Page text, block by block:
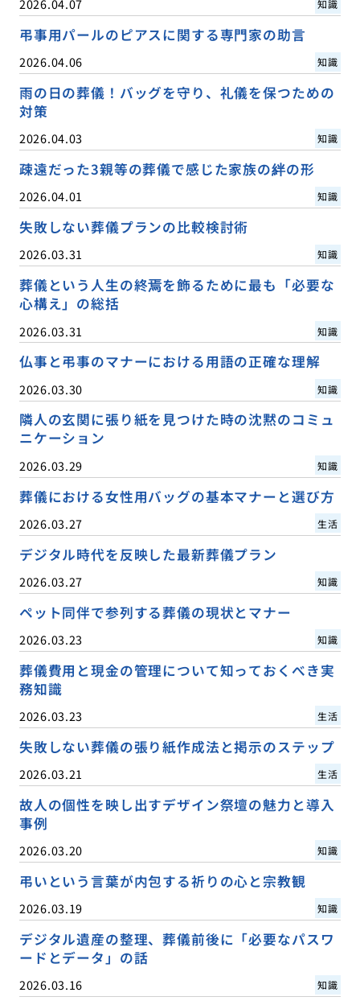
2026.04.07 知識
弔事用パールのピアスに関する専門家の助言
2026.04.06 知識
雨の日の葬儀！バッグを守り、礼儀を保つための
対策
2026.04.03 知識
疎遠だった3親等の葬儀で感じた家族の絆の形
2026.04.01 知識
失敗しない葬儀プランの比較検討術
2026.03.31 知識
葬儀という人生の終焉を飾るために最も「必要な
心構え」の総括
2026.03.31 知識
仏事と弔事のマナーにおける用語の正確な理解
2026.03.30 知識
隣人の玄関に張り紙を見つけた時の沈黙のコミュ
ニケーション
2026.03.29 知識
葬儀における女性用バッグの基本マナーと選び方
2026.03.27 生活
デジタル時代を反映した最新葬儀プラン
2026.03.27 知識
ペット同伴で参列する葬儀の現状とマナー
2026.03.23 知識
葬儀費用と現金の管理について知っておくべき実
務知識
2026.03.23 生活
失敗しない葬儀の張り紙作成法と掲示のステップ
2026.03.21 生活
故人の個性を映し出すデザイン祭壇の魅力と導入
事例
2026.03.20 知識
弔いという言葉が内包する祈りの心と宗教観
2026.03.19 知識
デジタル遺産の整理、葬儀前後に「必要なパスワ
ードとデータ」の話
2026.03.16 知識